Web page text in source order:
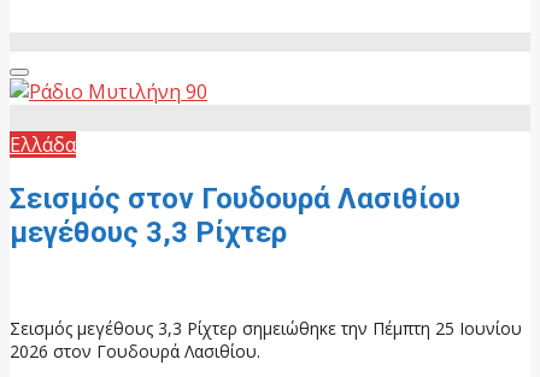
Primary
Menu
Ελλάδα
Σεισμός στον Γουδουρά Λασιθίου
μεγέθους 3,3 Ρίχτερ
Σεισμός μεγέθους 3,3 Ρίχτερ σημειώθηκε την Πέμπτη 25 Ιουνίου
2026 στον Γουδουρά Λασιθίου.